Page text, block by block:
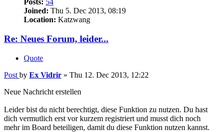
Posts: 54
Joined: Thu 5. Dec 2013, 08:19
Location: Katzwang
Re: Neues Forum, leider...
Quote
Post by Ex Vidrir » Thu 12. Dec 2013, 12:22
Neue Nachricht erstellen
Leider bist du nicht berechtigt, diese Funktion zu nutzen. Du hast
dich vermutlich erst vor kurzem registriert und musst dich noch
mehr im Board beteiligen, damit du diese Funktion nutzen kannst.